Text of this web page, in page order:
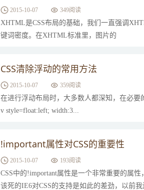
2015-10-07 349阅读
XHTML是CSS布局的基础，我们一直强调
键词密度。在XHTML标准里，图片的
CSS清除浮动的常用方法
2015-10-07 359阅读
在进行浮动布局时，大多数人都深知，在必要
v style=float:left; width:3...
!important属性对CSS的重要性
2015-10-07 193阅读
CSS中的!important属性是一个非常重要的属
该死的IE6对CSS的支持是如此的差劲，以前